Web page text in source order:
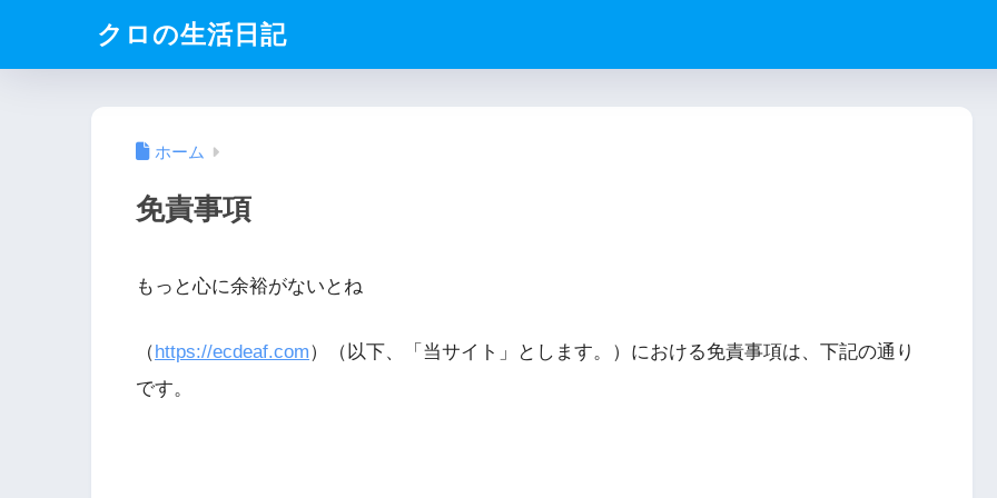
クロの生活日記
ホーム
免責事項
もっと心に余裕がないとね
（https://ecdeaf.com）（以下、「当サイト」とします。）における免責事項は、下記の通り
です。